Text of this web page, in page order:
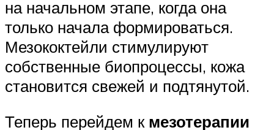
на начальном этапе, когда она
только начала формироваться.
Мезококтейли стимулируют
собственные биопроцессы, кожа
становится свежей и подтянутой.
Теперь перейдем к мезотерапии